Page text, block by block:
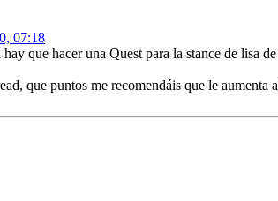
07:18
que hacer una Quest para la stance de lisa
que puntos me recomendáis que le aumenta